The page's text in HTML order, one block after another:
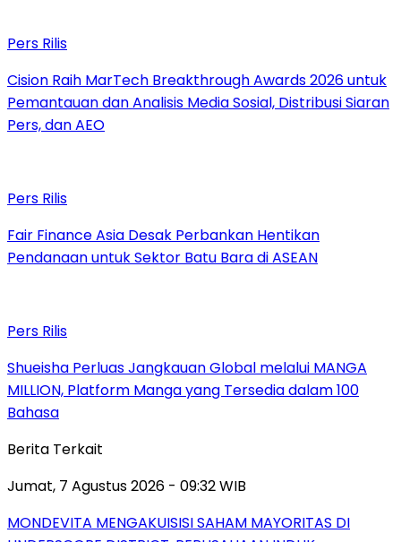
Pers Rilis
Cision Raih MarTech Breakthrough Awards 2026 untuk
Pemantauan dan Analisis Media Sosial, Distribusi Siaran
Pers, dan AEO
Pers Rilis
Fair Finance Asia Desak Perbankan Hentikan
Pendanaan untuk Sektor Batu Bara di ASEAN
Pers Rilis
Shueisha Perluas Jangkauan Global melalui MANGA
MILLION, Platform Manga yang Tersedia dalam 100
Bahasa
Berita Terkait
Jumat, 7 Agustus 2026 - 09:32 WIB
MONDEVITA MENGAKUISISI SAHAM MAYORITAS DI